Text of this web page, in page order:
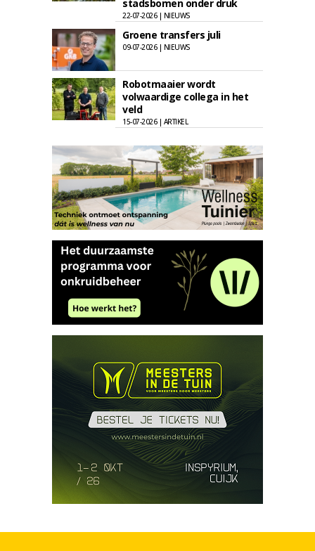
stadsbomen onder druk
22-07-2026 | NIEUWS
Groene transfers juli
09-07-2026 | NIEUWS
Robotmaaier wordt
volwaardige collega in het
veld
15-07-2026 | ARTIKEL